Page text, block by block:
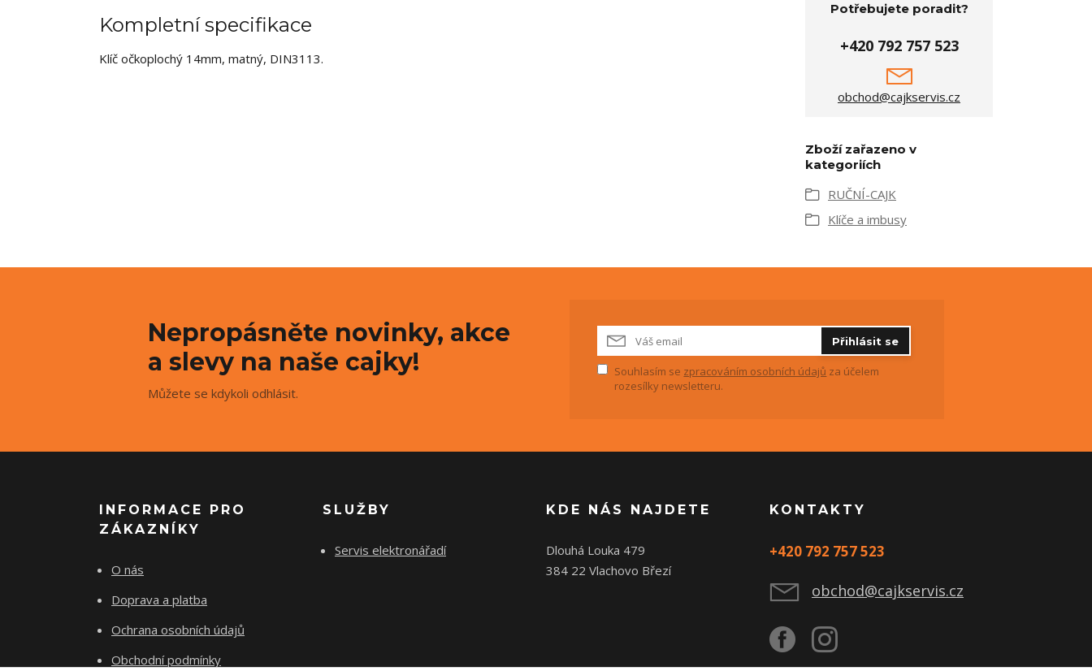
Kompletní specifikace
Klíč očkoplochý 14mm, matný, DIN3113.
Potřebujete poradit?
+420 792 757 523
obchod@cajkservis.cz
Zboží zařazeno v
kategoriích
RUČNÍ-CAJK
Klíče a imbusy
Nepropásněte novinky, akce
a slevy na naše cajky!
Můžete se kdykoli odhlásit.
Přihlásit se
Souhlasím se zpracováním osobních údajů za účelem
rozesílky newsletteru.
INFORMACE PRO
ZÁKAZNÍKY
O nás
Doprava a platba
Ochrana osobních údajů
Obchodní podmínky
SLUŽBY
Servis elektronářadí
KDE NÁS NAJDETE
Dlouhá Louka 479
384 22 Vlachovo Březí
KONTAKTY
+420 792 757 523
obchod@cajkservis.cz